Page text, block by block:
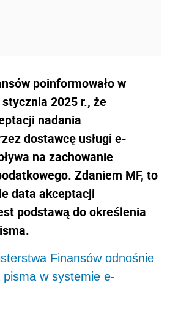
poinformowało w
2025 r., że
nadania
dostawcę usługi e-
na zachowanie
Zdaniem MF, to
data akceptacji
podstawą do określenia
Finansów odnośnie
w systemie e-